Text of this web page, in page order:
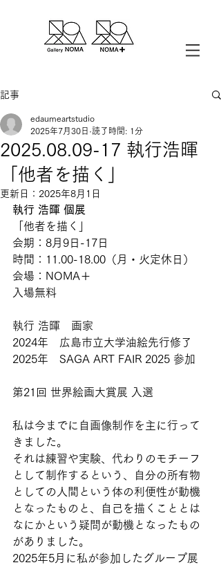
記事
2025.08.09-17 執行浩暉
「他者を描く」
edaumeartstudio
2025年7月30日 読了時間: 1分
更新日： 2025年8月1日
執行 浩暉 個展
「他者を描く」
会期：8月9日-17日
時間：11.00-18.00（月・火定休日）
会場：NOMA＋
入場無料
執行 浩暉　画家
2024年　広島市立大学油絵先行修了
2025年　SAGA ART FAIR 2025 参加
第21回 世界絵画大賞展 入選
私は今までに自画像制作を主に行って
きました。
それは練習や実験、代わりのモチーフ
として制作するという、自分の所有物
としての人間という体の利便性が動機
となったものと、自己を描くこととは
なにかという疑問が動機となったもの
がありました。
2025年5月に私が参加したグループ展